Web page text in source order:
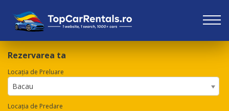
Rezervarea ta
Locația de Preluare
Bacau
Locația de Predare